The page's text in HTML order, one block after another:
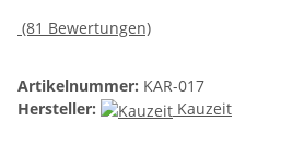
(81 Bewertungen)
Artikelnummer: KAR-017
Hersteller:
Kauzeit